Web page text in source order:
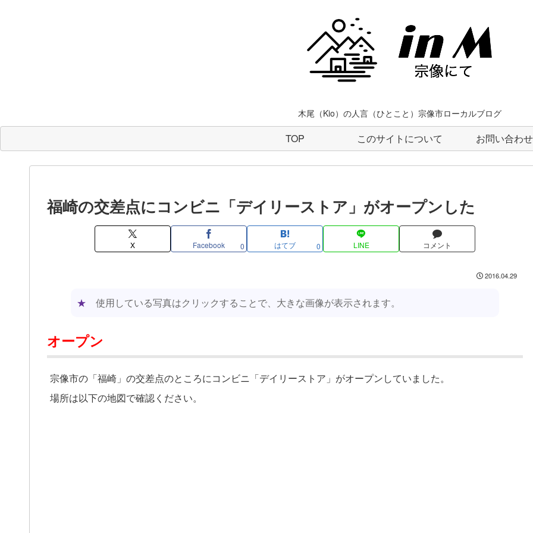
木尾（Kio）の人言（ひとこと）宗像市ローカルブログ
TOP このサイトについて お問い合わせ
福崎の交差点にコンビニ「デイリーストア」がオープンした
X Facebook 0 はてブ 0 LINE コメント
2016.04.29
★ 使用している写真はクリックすることで、大きな画像が表示されます。
オープン
宗像市の「福崎」の交差点のところにコンビニ「デイリーストア」がオープンしていました。
場所は以下の地図で確認ください。